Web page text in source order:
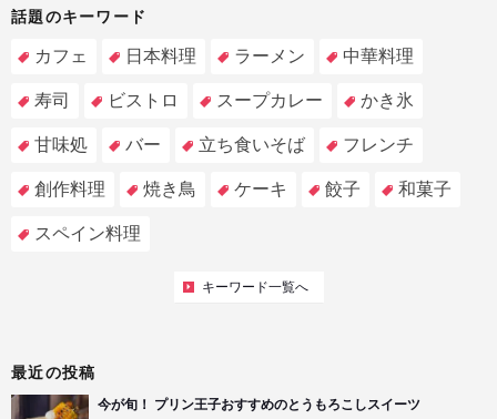
話題のキーワード
カフェ 日本料理 ラーメン 中華料理
寿司 ビストロ スープカレー かき氷
甘味処 バー 立ち食いそば フレンチ
創作料理 焼き鳥 ケーキ 餃子 和菓子
スペイン料理
キーワード一覧へ
最近の投稿
今が旬！ プリン王子おすすめのとうもろこしスイーツ